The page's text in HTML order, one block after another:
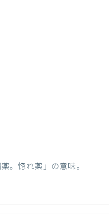
。惚れ薬」の意味。